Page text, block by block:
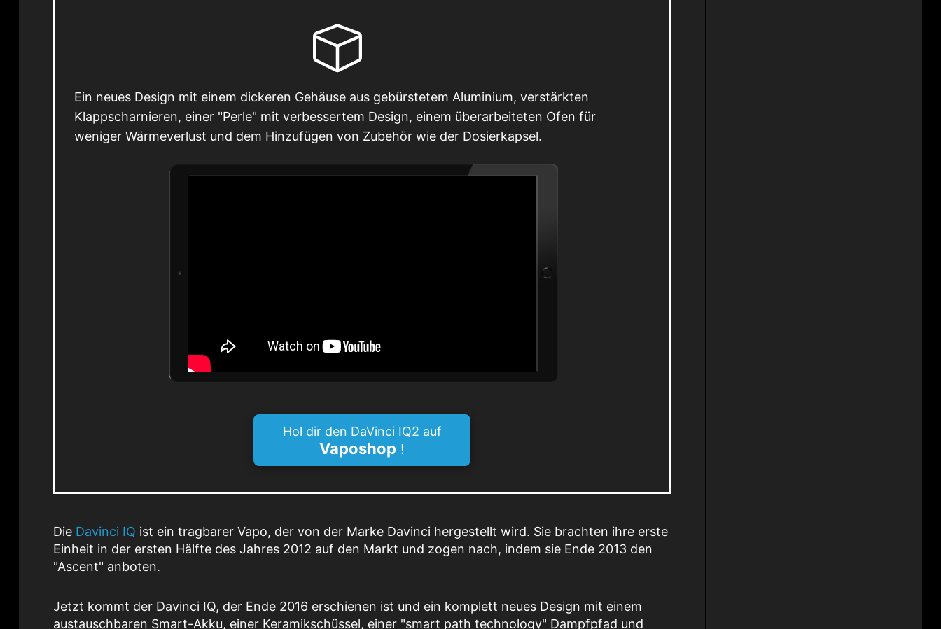
Ein neues Design mit einem dickeren Gehäuse aus gebürstetem Aluminium, verstärkten
Klappscharnieren, einer "Perle" mit verbessertem Design, einem überarbeiteten Ofen für
weniger Wärmeverlust und dem Hinzufügen von Zubehör wie der Dosierkapsel.
Hol dir den DaVinci IQ2 auf
Vaposhop !
Die Davinci IQ ist ein tragbarer Vapo, der von der Marke Davinci hergestellt wird. Sie brachten ihre erste
Einheit in der ersten Hälfte des Jahres 2012 auf den Markt und zogen nach, indem sie Ende 2013 den
"Ascent" anboten.
Jetzt kommt der Davinci IQ, der Ende 2016 erschienen ist und ein komplett neues Design mit einem
austauschbaren Smart-Akku, einer Keramikschüssel, einer "smart path technology" Dampfpfad und